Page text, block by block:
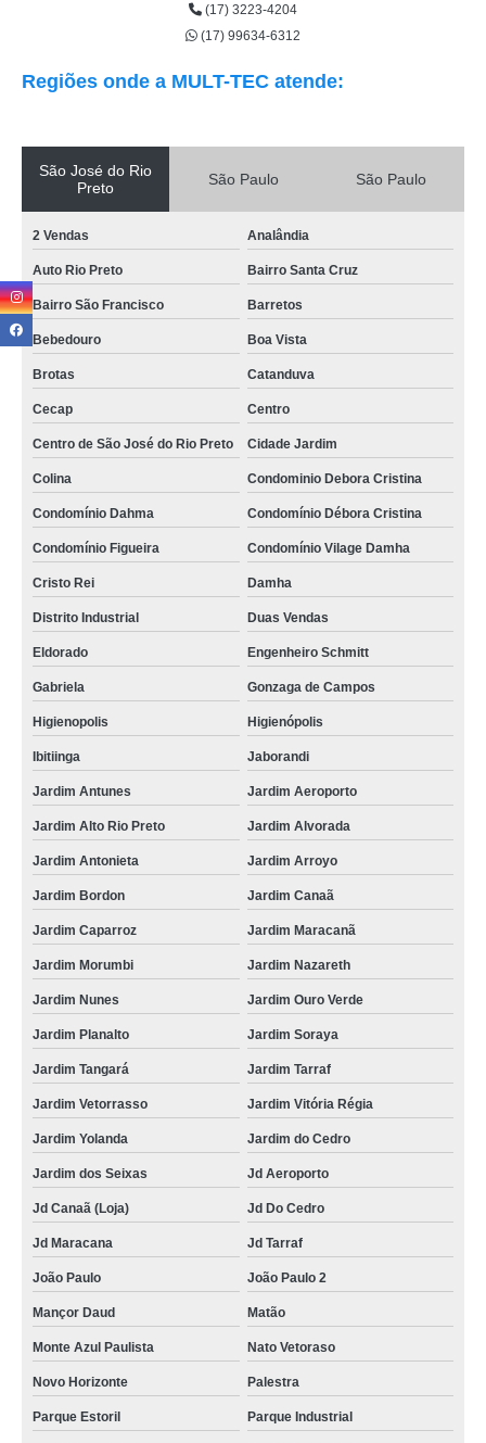
(17) 3223-4204
(17) 99634-6312
Regiões onde a MULT-TEC atende:
São José do Rio
Preto
São Paulo São Paulo
2 Vendas Analândia
Auto Rio Preto Bairro Santa Cruz
Bairro São Francisco Barretos
Bebedouro Boa Vista
Brotas Catanduva
Cecap Centro
Centro de São José do Rio Preto Cidade Jardim
Colina Condominio Debora Cristina
Condomínio Dahma Condomínio Débora Cristina
Condomínio Figueira Condomínio Vilage Damha
Cristo Rei Damha
Distrito Industrial Duas Vendas
Eldorado Engenheiro Schmitt
Gabriela Gonzaga de Campos
Higienopolis Higienópolis
Ibitiinga Jaborandi
Jardim Antunes Jardim Aeroporto
Jardim Alto Rio Preto Jardim Alvorada
Jardim Antonieta Jardim Arroyo
Jardim Bordon Jardim Canaã
Jardim Caparroz Jardim Maracanã
Jardim Morumbi Jardim Nazareth
Jardim Nunes Jardim Ouro Verde
Jardim Planalto Jardim Soraya
Jardim Tangará Jardim Tarraf
Jardim Vetorrasso Jardim Vitória Régia
Jardim Yolanda Jardim do Cedro
Jardim dos Seixas Jd Aeroporto
Jd Canaã (Loja) Jd Do Cedro
Jd Maracana Jd Tarraf
João Paulo João Paulo 2
Mançor Daud Matão
Monte Azul Paulista Nato Vetoraso
Novo Horizonte Palestra
Parque Estoril Parque Industrial